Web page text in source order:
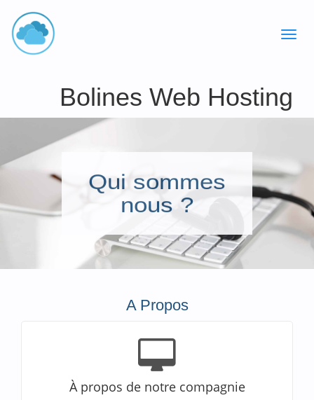
Bolines Web Hosting
Qui sommes
nous ?
A Propos
À propos de notre compagnie